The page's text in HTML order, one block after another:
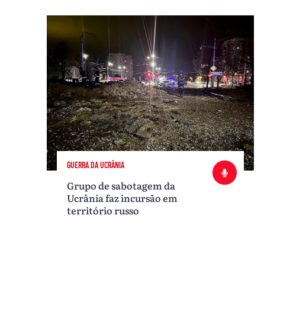
GUERRA DA UCRÂNIA
Grupo de sabotagem da
Ucrânia faz incursão em
território russo